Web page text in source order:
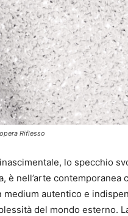
Riflesso
lo specchio
è nell’arte
medium autentico e
del mondo esterno.